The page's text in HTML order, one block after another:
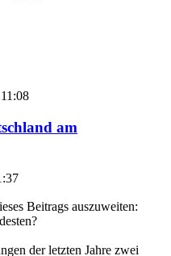
am
Beitrags auszuweiten:
der letzten Jahre zwei